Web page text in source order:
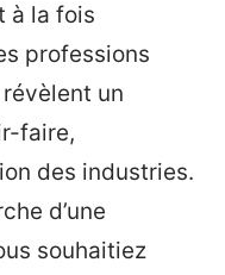
à la fois
professions
un
faire,
des industries.
d’une
souhaitiez